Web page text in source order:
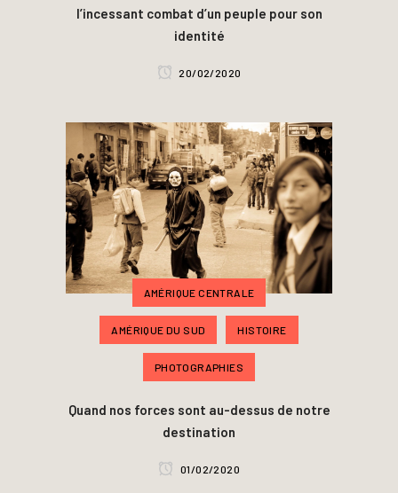
l’incessant combat d’un peuple pour son
identité
20/02/2020
AMÉRIQUE CENTRALE
AMÉRIQUE DU SUD HISTOIRE
PHOTOGRAPHIES
Quand nos forces sont au-dessus de notre
destination
01/02/2020